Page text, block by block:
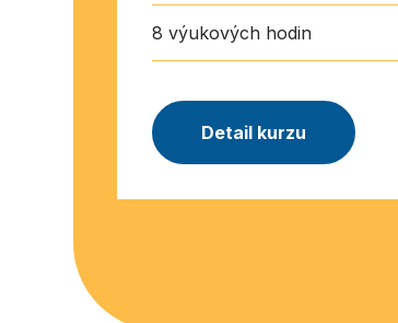
8 výukových hodin
Detail kurzu